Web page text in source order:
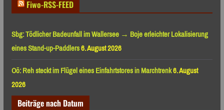
Fiwo-RSS-FEED
Sbg: Tödlicher Badeunfall im Wallersee → Boje erleichter Lokalisierung
eines Stand-up-Paddlers6. August 2026
Oö: Reh steckt im Flügel eines Einfahrtstores in Marchtrenk6. August
2026
Beiträge nach Datum